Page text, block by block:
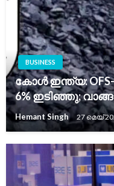
BUSINESS
കോൾ ഇന്ത്യ:
6% ഇടിഞ്ഞു;
Hemant Singh 27 മെയ്‌